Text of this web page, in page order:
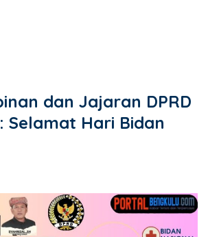
dan Jajaran DPRD
Selamat Hari Bidan